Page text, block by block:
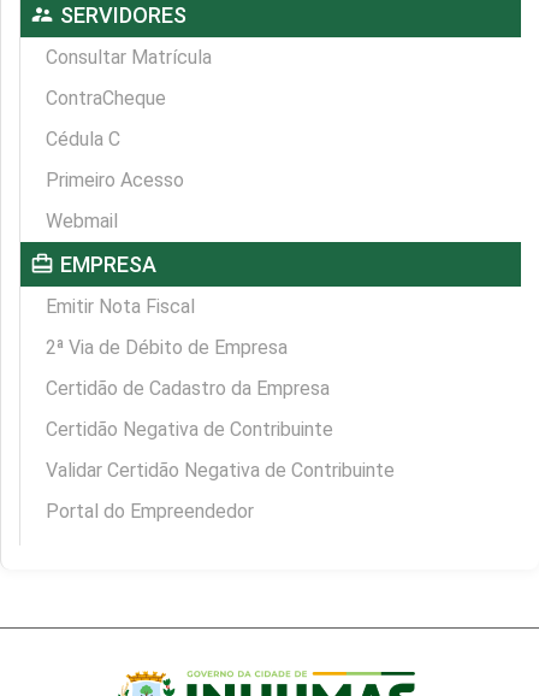
supervisor_account SERVIDORES
Consultar Matrícula
ContraCheque
Cédula C
Primeiro Acesso
Webmail
card_travel EMPRESA
Emitir Nota Fiscal
2ª Via de Débito de Empresa
Certidão de Cadastro da Empresa
Certidão Negativa de Contribuinte
Validar Certidão Negativa de Contribuinte
Portal do Empreendedor